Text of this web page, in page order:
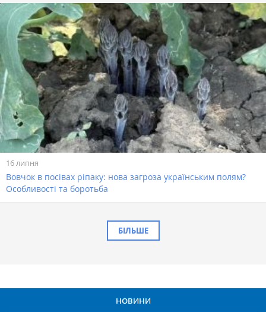
16 липня
Вовчок в посівах ріпаку: нова загроза українським полям?
Особливості та боротьба
БІЛЬШЕ
НОВИНИ